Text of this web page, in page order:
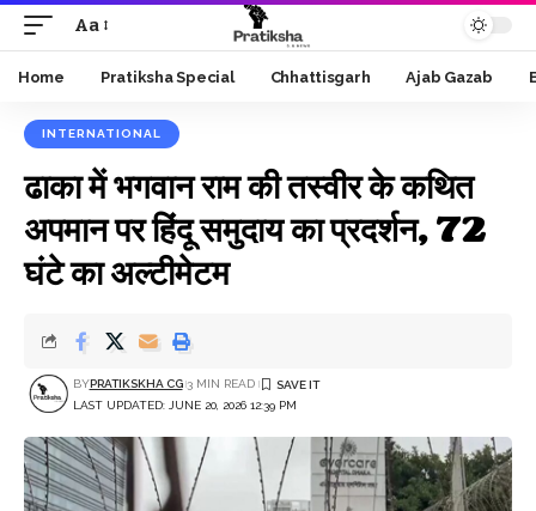
Font
Resizer
Aa
Home Pratiksha Special Chhattisgarh Ajab Gazab
INTERNATIONAL
ढाका में भगवान राम की तस्वीर के कथित
अपमान पर हिंदू समुदाय का प्रदर्शन, 72
घंटे का अल्टीमेटम
LAST UPDATED: JUNE 20, 2026 12:39 PM
BYPRATIKSKHA CG 3 MIN READ